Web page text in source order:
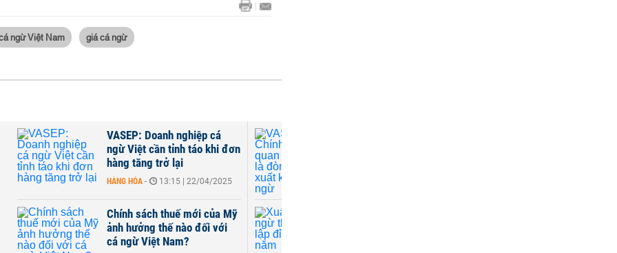
ngừ Việt Nam giá cá ngừ
VASEP: Doanh nghiệp cá
ngừ Việt cần tỉnh táo khi đơn
hàng tăng trở lại
HÀNG HÓA - 13:15 | 22/04/2025
Chính sách thuế mới của Mỹ
ảnh hưởng thế nào đối với
cá ngừ Việt Nam?